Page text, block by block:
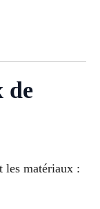
de
les matériaux :